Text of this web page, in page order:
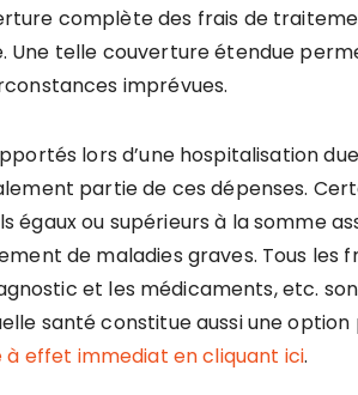
complète des frais de
Une telle couverture étendue
imprévues.
lors d’une hospitalisation
partie de ces dépenses.
égaux ou supérieurs à la somme
de maladies graves. Tous les
et les médicaments, etc.
santé constitue aussi une
à effet immediat en cliquant ici.